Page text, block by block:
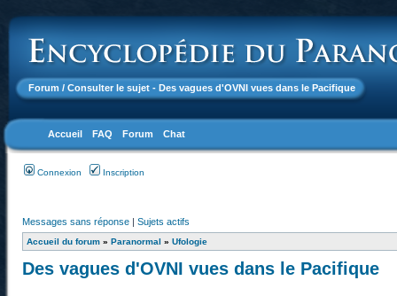
Forum / Consulter le sujet - Des vagues d'OVNI vues dans le Pacifique
Accueil FAQ Forum Chat
Connexion Inscription
Messages sans réponse | Sujets actifs
Accueil du forum » Paranormal » Ufologie
Des vagues d'OVNI vues dans le Pacifique